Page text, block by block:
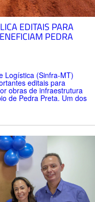
EDITAIS PARA
PEDRA
Logística (Sinfra-MT)
editais para
obras de infraestrutura
de Pedra Preta. Um dos